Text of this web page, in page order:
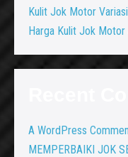
Kulit Jok Motor Variasi
Harga Kulit Jok Motor
A WordPress
MEMPERBAIKI JOK